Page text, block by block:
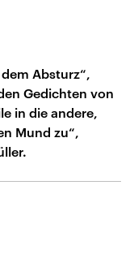
Absturz“,
Gedichten von
in die andere,
Mund zu“,